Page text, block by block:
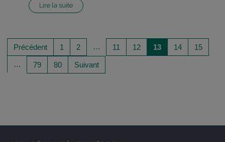
Lire la suite
Précédent 1 2 … 11 12 13 14
15
…
79 80 Suivant